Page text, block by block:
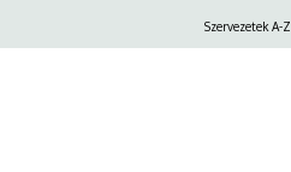
Szervezetek A-Z